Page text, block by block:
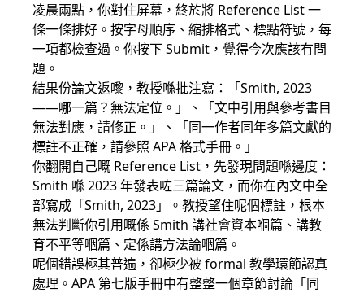
凌晨兩點，你對住屏幕，終於將 Reference List 一
條一條排好。按字母順序、縮排格式、標點符號，每
一項都檢查過。你按下 Submit，覺得今次應該冇問
題。
結果份論文返嚟，教授喺批注寫：「Smith, 2023
——哪一篇？無法定位。」、「文中引用與參考書目
無法對應，請修正。」、「同一作者同年多篇文獻的
標註不正確，請參照 APA 格式手冊。」
你翻開自己嘅 Reference List，先發現問題喺邊度：
Smith 喺 2023 年發表咗三篇論文，而你在內文中全
部寫成「Smith, 2023」。教授望住呢個標註，根本
無法判斷你引用嘅係 Smith 講社會資本嗰篇、講教
育不平等嗰篇、定係講方法論嗰篇。
呢個錯誤極其普遍，卻極少被 formal 教學環節認真
處理。APA 第七版手冊中有整整一個章節討論「同